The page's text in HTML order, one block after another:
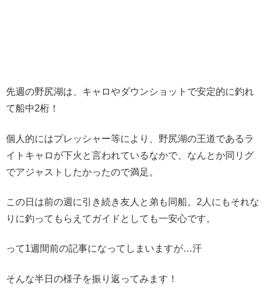
先週の野尻湖は、キャロやダウンショットで安定的に釣れ
て船中2桁！
個人的にはプレッシャー等により、野尻湖の王道であるラ
イトキャロが下火と言われているなかで、なんとか同リグ
でアジャストしたかったので満足。
この日は前の週に引き続き友人と弟も同船。2人にもそれな
りに釣ってもらえてガイドとしても一安心です。
って1週間前の記事になってしまいますが…汗
そんな半日の様子を振り返ってみます！